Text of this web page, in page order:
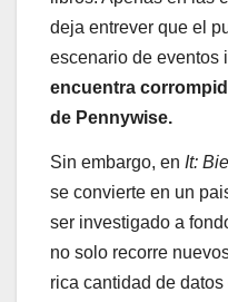
deja entrever que el
escenario de eventos
encuentra
de Pennywise.
Sin embargo, en It:
se convierte en un
ser investigado a
no solo recorre
rica cantidad de